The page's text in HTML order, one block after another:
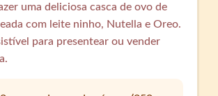
uma deliciosa casca de ovo de
com leite ninho, Nutella e Oreo.
para presentear ou vender